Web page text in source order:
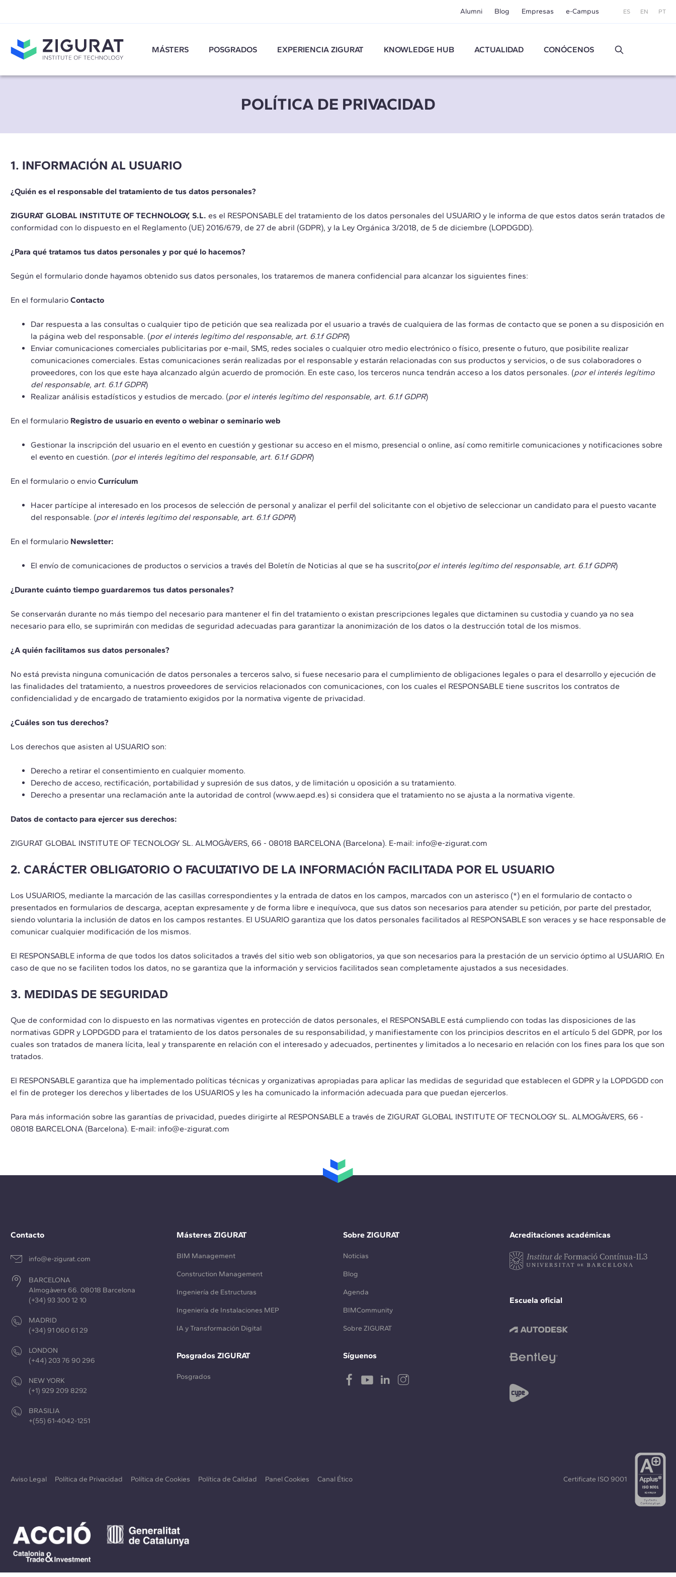
Alumni Blog Empresas e-Campus ES EN PT
MÁSTERS POSGRADOS EXPERIENCIA ZIGURAT KNOWLEDGE HUB ACTUALIDAD CONÓCENOS
POLÍTICA DE PRIVACIDAD
1. INFORMACIÓN AL USUARIO
¿Quién es el responsable del tratamiento de tus datos personales?
ZIGURAT GLOBAL INSTITUTE OF TECHNOLOGY, S.L. es el RESPONSABLE del tratamiento de los datos personales del USUARIO y le informa de que estos datos serán tratados de
conformidad con lo dispuesto en el Reglamento (UE) 2016/679, de 27 de abril (GDPR), y la Ley Orgánica 3/2018, de 5 de diciembre (LOPDGDD).
¿Para qué tratamos tus datos personales y por qué lo hacemos?
Según el formulario donde hayamos obtenido sus datos personales, los trataremos de manera confidencial para alcanzar los siguientes fines:
En el formulario Contacto
Dar respuesta a las consultas o cualquier tipo de petición que sea realizada por el usuario a través de cualquiera de las formas de contacto que se ponen a su disposición en
la página web del responsable. (por el interés legítimo del responsable, art. 6.1.f GDPR)
Enviar comunicaciones comerciales publicitarias por e-mail, SMS, redes sociales o cualquier otro medio electrónico o físico, presente o futuro, que posibilite realizar
comunicaciones comerciales. Estas comunicaciones serán realizadas por el responsable y estarán relacionadas con sus productos y servicios, o de sus colaboradores o
proveedores, con los que este haya alcanzado algún acuerdo de promoción. En este caso, los terceros nunca tendrán acceso a los datos personales. (por el interés legítimo
del responsable, art. 6.1.f GDPR)
Realizar análisis estadísticos y estudios de mercado. (por el interés legítimo del responsable, art. 6.1.f GDPR)
En el formulario Registro de usuario en evento o webinar o seminario web
Gestionar la inscripción del usuario en el evento en cuestión y gestionar su acceso en el mismo, presencial o online, así como remitirle comunicaciones y notificaciones sobre
el evento en cuestión. (por el interés legítimo del responsable, art. 6.1.f GDPR)
En el formulario o envio Currículum
Hacer partícipe al interesado en los procesos de selección de personal y analizar el perfil del solicitante con el objetivo de seleccionar un candidato para el puesto vacante
del responsable. (por el interés legítimo del responsable, art. 6.1.f GDPR)
En el formulario Newsletter:
El envío de comunicaciones de productos o servicios a través del Boletín de Noticias al que se ha suscrito(por el interés legítimo del responsable, art. 6.1.f GDPR)
¿Durante cuánto tiempo guardaremos tus datos personales?
Se conservarán durante no más tiempo del necesario para mantener el fin del tratamiento o existan prescripciones legales que dictaminen su custodia y cuando ya no sea
necesario para ello, se suprimirán con medidas de seguridad adecuadas para garantizar la anonimización de los datos o la destrucción total de los mismos.
¿A quién facilitamos sus datos personales?
No está prevista ninguna comunicación de datos personales a terceros salvo, si fuese necesario para el cumplimiento de obligaciones legales o para el desarrollo y ejecución de
las finalidades del tratamiento, a nuestros proveedores de servicios relacionados con comunicaciones, con los cuales el RESPONSABLE tiene suscritos los contratos de
confidencialidad y de encargado de tratamiento exigidos por la normativa vigente de privacidad.
¿Cuáles son tus derechos?
Los derechos que asisten al USUARIO son:
Derecho a retirar el consentimiento en cualquier momento.
Derecho de acceso, rectificación, portabilidad y supresión de sus datos, y de limitación u oposición a su tratamiento.
Derecho a presentar una reclamación ante la autoridad de control (www.aepd.es)si considera que el tratamiento no se ajusta a la normativa vigente.
Datos de contacto para ejercer sus derechos:
ZIGURAT GLOBAL INSTITUTE OF TECNOLOGY SL. ALMOGÀVERS, 66 - 08018 BARCELONA (Barcelona). E-mail: info@e-zigurat.com
2. CARÁCTER OBLIGATORIO O FACULTATIVO DE LA INFORMACIÓN FACILITADA POR EL USUARIO
Los USUARIOS, mediante la marcación de las casillas correspondientes y la entrada de datos en los campos, marcados con un asterisco (*) en el formulario de contacto o
presentados en formularios de descarga, aceptan expresamente y de forma libre e inequívoca, que sus datos son necesarios para atender su petición, por parte del prestador,
siendo voluntaria la inclusión de datos en los campos restantes. El USUARIO garantiza que los datos personales facilitados al RESPONSABLE son veraces y se hace responsable de
comunicar cualquier modificación de los mismos.
El RESPONSABLE informa de que todos los datos solicitados a través del sitio web son obligatorios, ya que son necesarios para la prestación de un servicio óptimo al USUARIO. En
caso de que no se faciliten todos los datos, no se garantiza que la información y servicios facilitados sean completamente ajustados a sus necesidades.
3. MEDIDAS DE SEGURIDAD
Que de conformidad con lo dispuesto en las normativas vigentes en protección de datos personales, el RESPONSABLE está cumpliendo con todas las disposiciones de las
normativas GDPR y LOPDGDD para el tratamiento de los datos personales de su responsabilidad, y manifiestamente con los principios descritos en el artículo 5 del GDPR, por los
cuales son tratados de manera lícita, leal y transparente en relación con el interesado y adecuados, pertinentes y limitados a lo necesario en relación con los fines para los que son
tratados.
El RESPONSABLE garantiza que ha implementado políticas técnicas y organizativas apropiadas para aplicar las medidas de seguridad que establecen el GDPR y la LOPDGDD con
el fin de proteger los derechos y libertades de los USUARIOS y les ha comunicado la información adecuada para que puedan ejercerlos.
Para más información sobre las garantías de privacidad, puedes dirigirte al RESPONSABLE a través de ZIGURAT GLOBAL INSTITUTE OF TECNOLOGY SL. ALMOGÀVERS, 66 -
08018 BARCELONA (Barcelona). E-mail: info@e-zigurat.com
Contacto
info@e-zigurat.com
BARCELONA
Almogàvers 66. 08018 Barcelona
(+34) 93 300 12 10
MADRID
(+34) 91 060 61 29
LONDON
(+44) 203 76 90 296
NEW YORK
(+1) 929 209 8292
BRASILIA
+(55) 61-4042-1251
Acreditaciones académicas
Escuela oficial
Másteres ZIGURAT
BIM Management
Construction Management
Ingeniería de Estructuras
Ingeniería de Instalaciones MEP
IA y Transformación Digital
Posgrados ZIGURAT
Posgrados
Sobre ZIGURAT
Noticias
Blog
Agenda
BIMCommunity
Sobre ZIGURAT
Síguenos
Aviso Legal Política de Privacidad Política de Cookies Política de Calidad Panel Cookies Canal Ético Certificate ISO 9001